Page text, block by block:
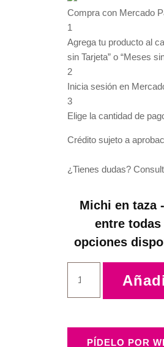
Compra con Mercado
1
Agrega tu producto al
sin Tarjeta” o “Meses
2
Inicia sesión en
3
Elige la cantidad de
Crédito sujeto a
¿Tienes dudas?
Michi en taza
entre todas
opciones
PÍDELO POR